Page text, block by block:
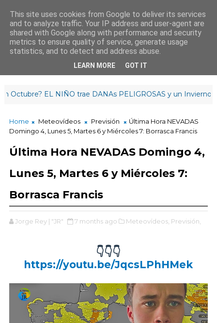
¡Hasta mañana!
5:27 : 52
EL NIÑO trae DANAs PELIGROSAS y un Invierno
Home Meteovídeos Previsión
Última Hora NEVADAS
Domingo 4, Lunes 5, Martes 6 y Miércoles 7: Borrasca Francis
Última Hora NEVADAS Domingo 4,
Lunes 5, Martes 6 y Miércoles 7:
Borrasca Francis
Jorge Rey | "JR" 7 months ago Meteovídeos, Previsión,
👇👇👇
https://youtu.be/JqcsLPhHMek
This site uses cookies from Google to deliver its services
and to analyze traffic. Your IP address and user-agent are
shared with Google along with performance and security
metrics to ensure quality of service, generate usage
statistics, and to detect and address abuse.
LEARN MORE GOT IT